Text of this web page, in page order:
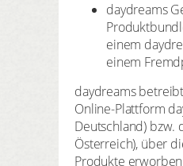
daydreams
einem
einem
daydreams
Online-Plattform
Deutschland) bzw.
Österreich), über
Produkte